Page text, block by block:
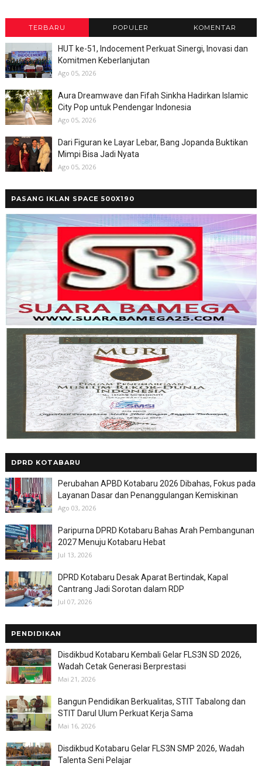
TERBARU POPULER KOMENTAR
HUT ke-51, Indocement Perkuat Sinergi, Inovasi dan
Komitmen Keberlanjutan
Ago 05, 2026
Aura Dreamwave dan Fifah Sinkha Hadirkan Islamic
City Pop untuk Pendengar Indonesia
Ago 05, 2026
Dari Figuran ke Layar Lebar, Bang Jopanda Buktikan
Mimpi Bisa Jadi Nyata
Ago 05, 2026
PASANG IKLAN SPACE 500X190
DPRD KOTABARU
Perubahan APBD Kotabaru 2026 Dibahas, Fokus pada
Layanan Dasar dan Penanggulangan Kemiskinan
Ago 03, 2026
Paripurna DPRD Kotabaru Bahas Arah Pembangunan
2027 Menuju Kotabaru Hebat
Jul 13, 2026
DPRD Kotabaru Desak Aparat Bertindak, Kapal
Cantrang Jadi Sorotan dalam RDP
Jul 07, 2026
PENDIDIKAN
Disdikbud Kotabaru Kembali Gelar FLS3N SD 2026,
Wadah Cetak Generasi Berprestasi
Mai 21, 2026
Bangun Pendidikan Berkualitas, STIT Tabalong dan
STIT Darul Ulum Perkuat Kerja Sama
Mai 16, 2026
Disdikbud Kotabaru Gelar FLS3N SMP 2026, Wadah
Talenta Seni Pelajar